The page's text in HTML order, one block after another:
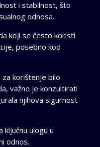
i stabilnost, što
odnosa.
koji se često koristi
posebno kod
korištenje bilo
važno je konzultirati
njihova sigurnost
ključnu ulogu u
odnos.